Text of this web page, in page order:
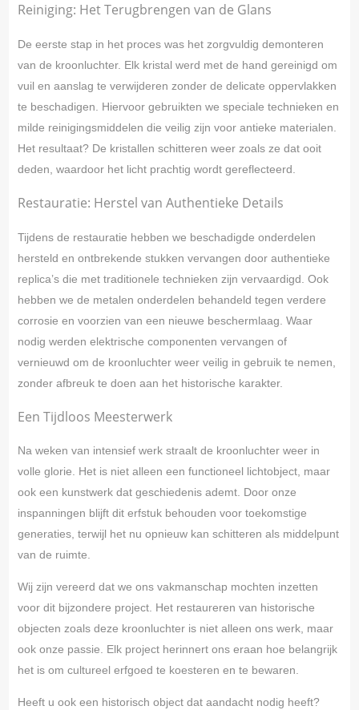
Reiniging: Het Terugbrengen van de Glans
De eerste stap in het proces was het zorgvuldig demonteren
van de kroonluchter. Elk kristal werd met de hand gereinigd om
vuil en aanslag te verwijderen zonder de delicate oppervlakken
te beschadigen. Hiervoor gebruikten we speciale technieken en
milde reinigingsmiddelen die veilig zijn voor antieke materialen.
Het resultaat? De kristallen schitteren weer zoals ze dat ooit
deden, waardoor het licht prachtig wordt gereflecteerd.
Restauratie: Herstel van Authentieke Details
Tijdens de restauratie hebben we beschadigde onderdelen
hersteld en ontbrekende stukken vervangen door authentieke
replica’s die met traditionele technieken zijn vervaardigd. Ook
hebben we de metalen onderdelen behandeld tegen verdere
corrosie en voorzien van een nieuwe beschermlaag. Waar
nodig werden elektrische componenten vervangen of
vernieuwd om de kroonluchter weer veilig in gebruik te nemen,
zonder afbreuk te doen aan het historische karakter.
Een Tijdloos Meesterwerk
Na weken van intensief werk straalt de kroonluchter weer in
volle glorie. Het is niet alleen een functioneel lichtobject, maar
ook een kunstwerk dat geschiedenis ademt. Door onze
inspanningen blijft dit erfstuk behouden voor toekomstige
generaties, terwijl het nu opnieuw kan schitteren als middelpunt
van de ruimte.
Wij zijn vereerd dat we ons vakmanschap mochten inzetten
voor dit bijzondere project. Het restaureren van historische
objecten zoals deze kroonluchter is niet alleen ons werk, maar
ook onze passie. Elk project herinnert ons eraan hoe belangrijk
het is om cultureel erfgoed te koesteren en te bewaren.
Heeft u ook een historisch object dat aandacht nodig heeft?